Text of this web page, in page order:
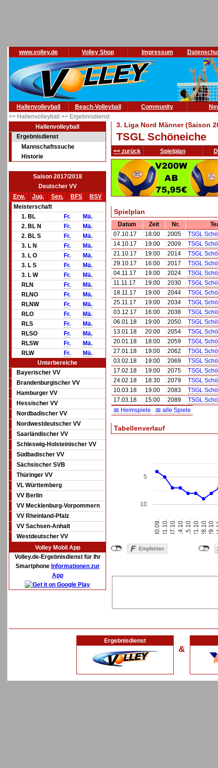
www.volley.de Volley Shop Impressum
Hallenvolleyball Beach-Volleyball Community
>> Hallenvolleyball >> Ergebnisdienst
Hallenvolleyball
Ergebnisdienst
Mannschaftssuche
Historie
Saison 2017/2018
Deutscher VV
Erw.
Jug. Sen. BFS
BSV
Meisterschaft
1. BL
Fr.
Mä.
2. BL N
Fr.
Mä.
2. BL S
Fr.
Mä.
3. L N
Fr.
Mä.
3. L O
Fr.
Mä.
3. L S
Fr.
Mä.
3. L W
Fr.
Mä.
RLN
Fr.
Mä.
RLNO
Fr.
Mä.
RLNW
Fr.
Mä.
RLO
Fr.
Mä.
RLS
Fr.
Mä.
RLSO
Fr.
Mä.
RLSW
Fr.
Mä.
RLW
Fr.
Mä.
Unterbereiche
Bayerischer VV
Brandenburgischer VV
Hamburger VV
Hessischer VV
Nordbadischer VV
Nordwestdeutscher VV
Saarländischer VV
Schleswig-Holsteinischer VV
Südbadischer VV
Sächsischer SVB
Thüringer VV
VL Württemberg
VV Berlin
VV Mecklenburg-Vorpommern
VV Rheinland-Pfalz
VV Sachsen-Anhalt
Westdeutscher VV
Volley Mobil App
Volley.de-Ergebnisdienst für Ihr
Smartphone Informationen zur
App
3. Liga Nord Männer (Saison
TSGL Schöneiche
<< zurück Spielplan
Spielplan
Datum Zeit Nr.
07.10.17
18:00 2005
TSGL
14.10.17
19:00 2009
TSGL
21.10.17
19:00 2014
TSGL
29.10.17
16:00 2017
TSGL
04.11.17
19:00 2024
TSGL
11.11.17
19:00 2030
TSGL
18.11.17
19:00 2044
TSGL
25.11.17
19:00 2034
TSGL
03.12.17
16:00 2038
TSGL
06.01.18
19:00 2050
TSGL
13.01.18
20:00 2054
TSGL
20.01.18
18:00 2059
TSGL
27.01.18
19:00 2062
TSGL
03.02.18
19:00 2069
TSGL
17.02.18
19:00 2075
TSGL
24.02.18
18:30 2079
TSGL
10.03.18
19:00 2083
TSGL
17.03.18
15:00 2089
TSGL
📅 Heimspiele
📅 alle Spiele
Tabellenverlauf
30.09. 01.10. 07.10. 14.10. 15.10. 21.10. 28.10.29.10.
5
10
Ergebnisdienst
&